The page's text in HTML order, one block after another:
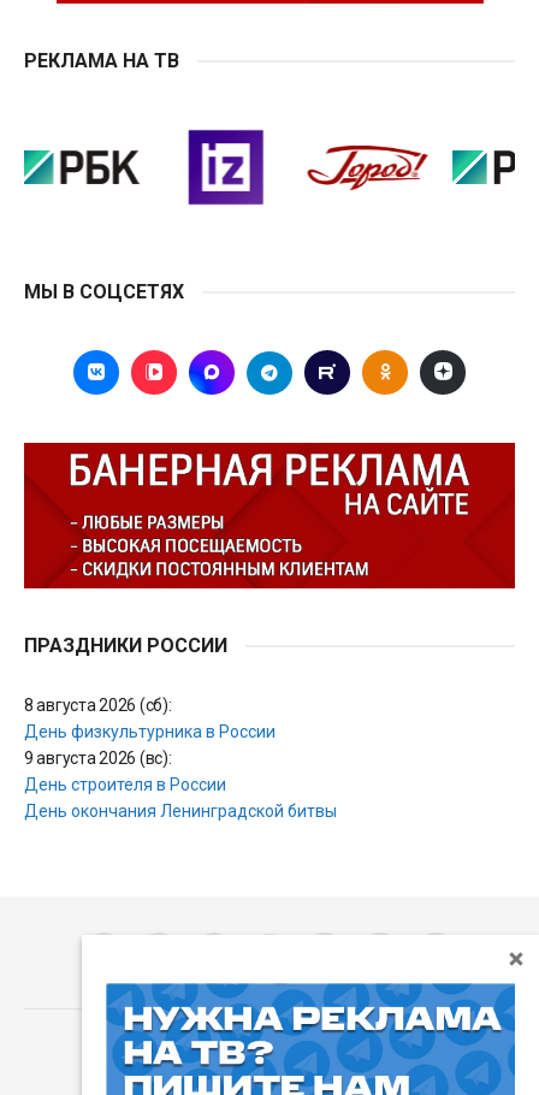
РЕКЛАМА НА ТВ
МЫ В СОЦСЕТЯХ
ПРАЗДНИКИ РОССИИ
8 августа 2026 (сб):
День физкультурника в России
9 августа 2026 (вс):
День строителя в России
День окончания Ленинградской битвы